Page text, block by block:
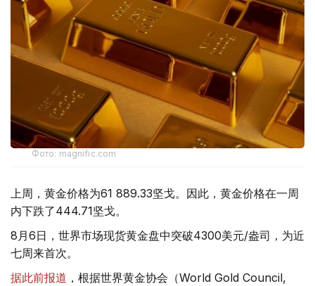
Фото: magnific.com
上周，黄金价格为61 889.33坚戈。因此，黄金价格在一周
内下跌了444.71坚戈。
8月6日，世界市场现货黄金盘中突破4300美元/盎司，为近
七周来首次。
据此前报道 ，根据世界黄金协会（World Gold Council,